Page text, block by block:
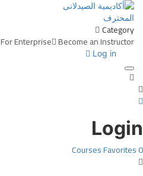
Category
Become an Instructor
For Enterprise
Log in
Toggle navigation
Login
CoursesFavorites0